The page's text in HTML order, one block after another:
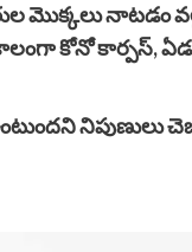
మొక్కలు
కోనో కార్పస్,